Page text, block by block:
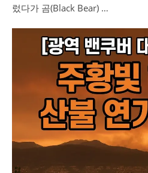
렀다가 곰(Black Bear) …